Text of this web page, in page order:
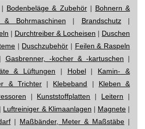
| Bodenbeläge & Zubehör| Bohnern &
& Bohrmaschinen | Brandschutz|
| Durchtreiber & Locheisen | Duschen
| Duschzubehör | Feilen & Raspeln
Gasbrenner, -kocher & -kartuschen |
& Lüftungen | Hobel| Kamin- &
& Trichter| Klebeband | Kleben &
| Kunststoffplatten | Leitern |
| Luftreiniger & Klimaanlagen | Magnete|
| Maßbänder, Meter & Maßstäbe |